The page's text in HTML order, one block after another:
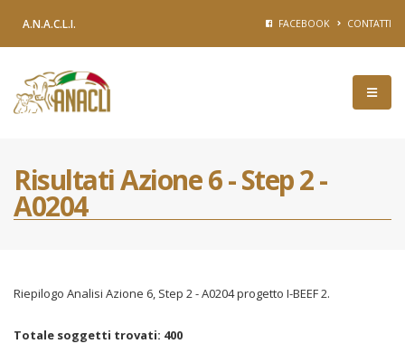
A.N.A.C.L.I. FACEBOOK CONTATTI
Risultati Azione 6 - Step 2 -
A0204
Riepilogo Analisi Azione 6, Step 2 - A0204 progetto I-BEEF 2.
Totale soggetti trovati: 400